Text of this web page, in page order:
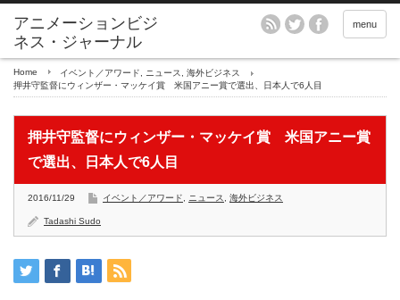
アニメーションビジ
ネス・ジャーナル
menu
Home イベント／アワード ニュース
海外ビジネス
押井守監督にウィンザー・マッケイ賞 米国アニー賞で選出、日本人で6人目
押井守監督にウィンザー・マッケイ賞 米国アニー賞
で選出、日本人で6人目
2016/11/29 イベント／アワード ニュース 海外ビジネス
Tadashi Sudo